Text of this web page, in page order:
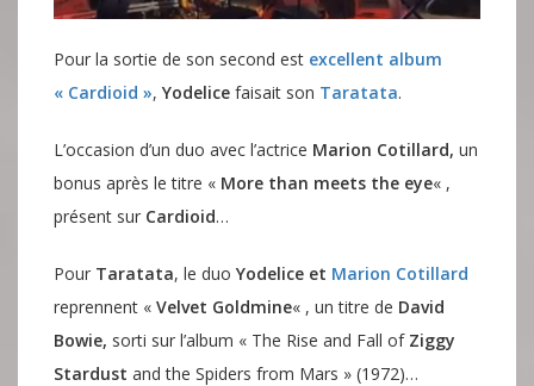
Pour la sortie de son second est excellent album
« Cardioid », Yodelice faisait son Taratata.
L’occasion d’un duo avec l’actrice Marion Cotillard, un
bonus après le titre « More than meets the eye« ,
présent sur Cardioid…
Pour Taratata, le duo Yodelice et Marion Cotillard
reprennent « Velvet Goldmine« , un titre de David
Bowie, sorti sur l’album « The Rise and Fall of Ziggy
Stardust and the Spiders from Mars » (1972)…